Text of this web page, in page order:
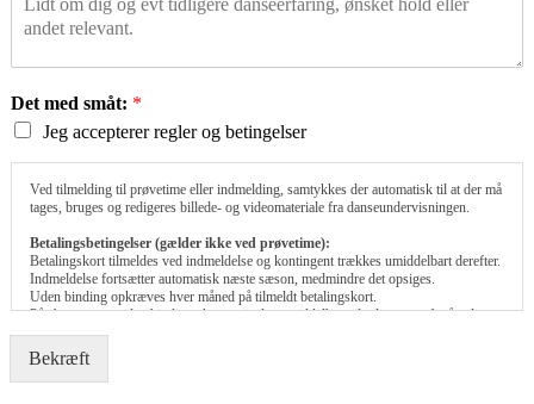
Det med småt: *
Jeg accepterer regler og betingelser
Ved tilmelding til prøvetime eller indmelding, samtykkes der automatisk til at der må
tages, bruges og redigeres billede- og videomateriale fra danseundervisningen.
Betalingsbetingelser (gælder ikke ved prøvetime):
Betalingskort tilmeldes ved indmeldelse og kontingent trækkes umiddelbart derefter.
Indmeldelse fortsætter automatisk næste sæson, medmindre det opsiges.
Uden binding opkræves hver måned på tilmeldt betalingskort.
På abonnement uden binding sker opsigelse umiddelbart til udgangen af måneden.
Der gives ikke penge retur for ubrugte lektioner i fm. opsigelse.
Bekræft